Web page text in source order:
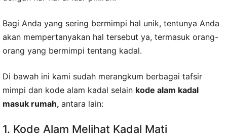
Bagi Anda yang sering bermimpi hal unik, tentunya Anda
akan mempertanyakan hal tersebut ya, termasuk orang-
orang yang bermimpi tentang kadal.
Di bawah ini kami sudah merangkum berbagai tafsir
mimpi dan kode alam kadal selain kode alam kadal
masuk rumah, antara lain:
1. Kode Alam Melihat Kadal Mati